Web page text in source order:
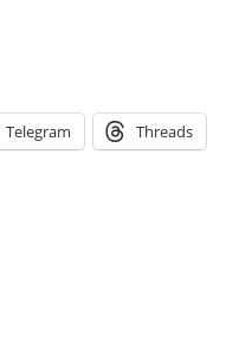
Telegram Threads